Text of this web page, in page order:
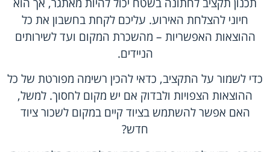
חיוני להצלחת האירוע. עליכם לקחת בחשבון את כל
ההוצאות האפשריות – מהשכרת המקום ועד לשירותים
הניידים.
כדי לשמור על התקציב, כדאי להכין רשימה מפורטת של כל
ההוצאות הצפויות ולבדוק אם יש מקום לחסוך. למשל,
האם אפשר להשתמש בציוד קיים במקום לשכור ציוד
חדש?